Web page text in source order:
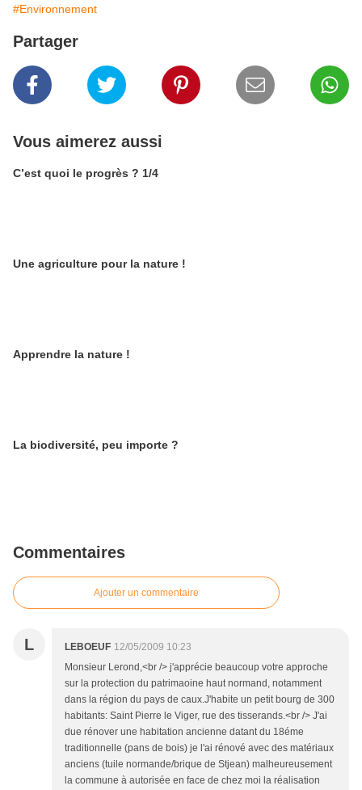
#Environnement
Partager
Vous aimerez aussi
C’est quoi le progrès ? 1/4
Une agriculture pour la nature !
Apprendre la nature !
La biodiversité, peu importe ?
Commentaires
Ajouter un commentaire
L LEBOEUF 12/05/2009 10:23
Monsieur Lerond,<br /> j'apprécie beaucoup votre approche
sur la protection du patrimaoine haut normand, notamment
dans la région du pays de caux.J'habite un petit bourg de 300
habitants: Saint Pierre le Viger, rue des tisserands.<br /> J'ai
due rénover une habitation ancienne datant du 18éme
traditionnelle (pans de bois) je l'ai rénové avec des matériaux
anciens (tuile normande/brique de Stjean) malheureusement
la commune à autorisée en face de chez moi la réalisation